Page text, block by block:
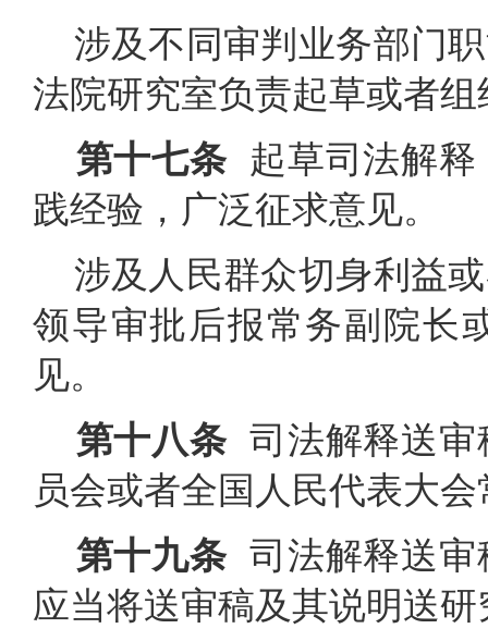
涉及不同审判业务部门
法院研究室负责起草或者
第十七条 起草司法解
践经验，广泛征求意见。
涉及人民群众切身利益
领导审批后报常务副院长
见。
第十八条 司法解释送
员会或者全国人民代表大
第十九条 司法解释送
应当将送审稿及其说明送